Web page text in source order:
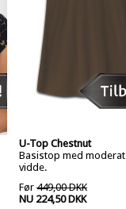
U-Top Chestnut
Basistop med moderat
vidde.
Før 449,00 DKK
NU 224,50 DKK